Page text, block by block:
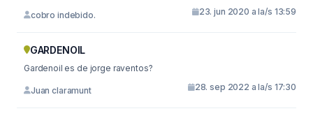
cobro indebido. 23. jun 2020 a la/s 13:59
GARDENOIL
Gardenoil es de jorge raventos?
Juan claramunt 28. sep 2022 a la/s 17:30